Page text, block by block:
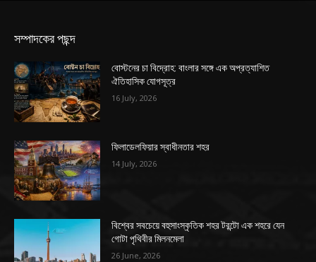
সম্পাদকের পছন্দ
বোস্টনের চা বিদ্রোহ: বাংলার সঙ্গে এক অপ্রত্যাশিত
ঐতিহাসিক যোগসূত্র
16 July, 2026
ফিলাডেলফিয়ার স্বাধীনতার শহর
14 July, 2026
বিশ্বের সবচেয়ে বহুসাংস্কৃতিক শহর টরন্টো এক শহরে যেন
গোটা পৃথিবীর মিলনমেলা
26 June, 2026